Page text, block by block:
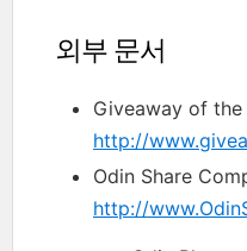
외부 문서
Giveaway of
http://
Odin Share
http://